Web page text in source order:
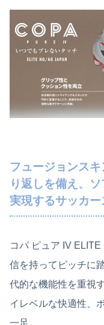
フュージョンス
り返しを備え、
実現するサッカー
コパ ピュア IV
信を持ってピッチに
代的な機能性を重視
イレベルな快適性、
一足。